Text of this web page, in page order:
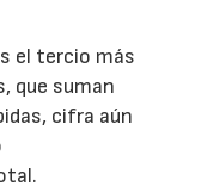
el tercio más
que suman
cifra aún